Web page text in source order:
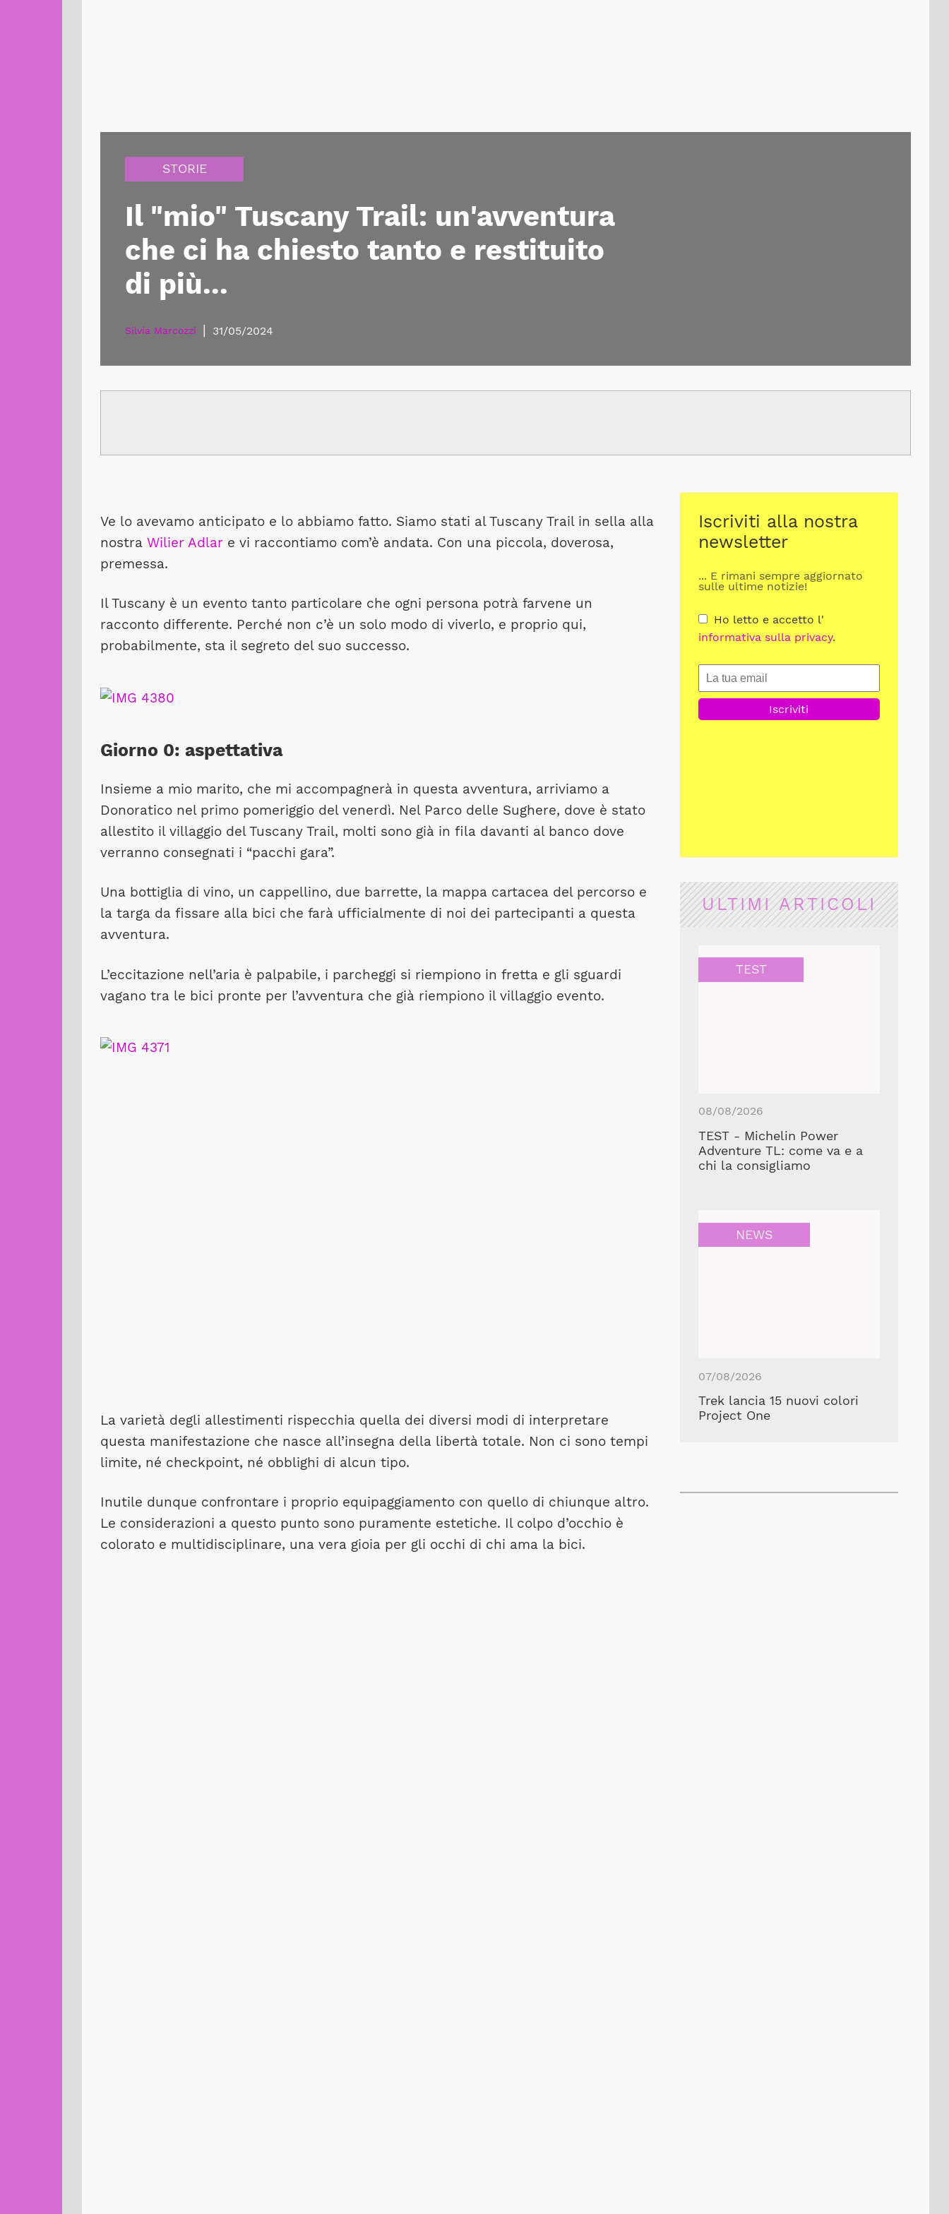
STORIE
Il "mio" Tuscany Trail: un'avventura
che ci ha chiesto tanto e restituito
di più...
Silvia Marcozzi | 31/05/2024
Ve lo avevamo anticipato e lo abbiamo fatto. Siamo stati al Tuscany Trail in sella alla
nostra Wilier Adlar e vi raccontiamo com’è andata. Con una piccola, doverosa,
premessa.
Il Tuscany è un evento tanto particolare che ogni persona potrà farvene un
racconto differente. Perché non c’è un solo modo di viverlo, e proprio qui,
probabilmente, sta il segreto del suo successo.
Giorno 0: aspettativa
Insieme a mio marito, che mi accompagnerà in questa avventura, arriviamo a
Donoratico nel primo pomeriggio del venerdì. Nel Parco delle Sughere, dove è stato
allestito il villaggio del Tuscany Trail, molti sono già in fila davanti al banco dove
verranno consegnati i “pacchi gara”.
Una bottiglia di vino, un cappellino, due barrette, la mappa cartacea del percorso e
la targa da fissare alla bici che farà ufficialmente di noi dei partecipanti a questa
avventura.
L’eccitazione nell’aria è palpabile, i parcheggi si riempiono in fretta e gli sguardi
vagano tra le bici pronte per l’avventura che già riempiono il villaggio evento.
La varietà degli allestimenti rispecchia quella dei diversi modi di interpretare
questa manifestazione che nasce all’insegna della libertà totale. Non ci sono tempi
limite, né checkpoint, né obblighi di alcun tipo.
Inutile dunque confrontare i proprio equipaggiamento con quello di chiunque altro.
Le considerazioni a questo punto sono puramente estetiche. Il colpo d’occhio è
colorato e multidisciplinare, una vera gioia per gli occhi di chi ama la bici.
Iscriviti alla nostra
newsletter
... E rimani sempre aggiornato
sulle ultime notizie!
Ho letto e accetto l'
informativa sulla privacy.
ULTIMI ARTICOLI
TEST
08/08/2026
TEST - Michelin Power
Adventure TL: come va e a
chi la consigliamo
NEWS
07/08/2026
Trek lancia 15 nuovi colori
Project One